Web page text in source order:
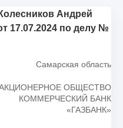
Андрей
17.07.2024 по делу №
Самарская область
ОБЩЕСТВО
КОММЕРЧЕСКИЙ БАНК
«ГАЗБАНК»